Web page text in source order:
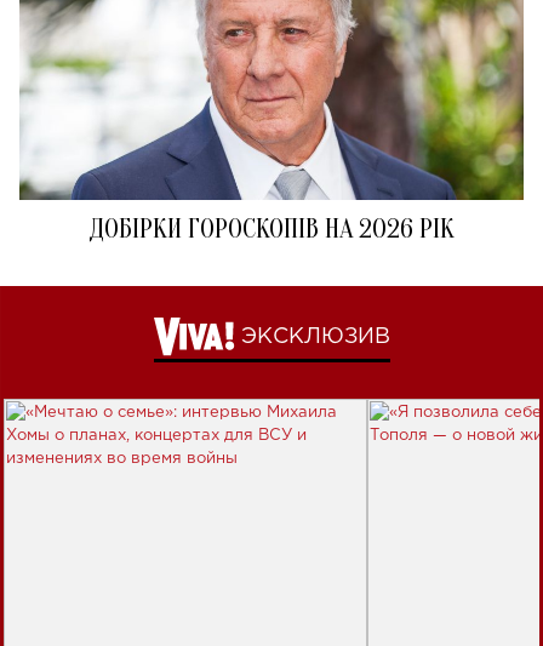
ДОБІРКИ ГОРОСКОПІВ НА 2026 РІК
ЭКСКЛЮЗИВ